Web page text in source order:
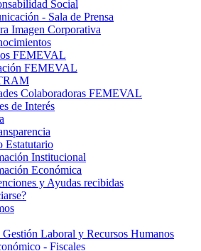
Social
- Sala de Prensa
Imagen Corporativa
FEMEVAL
FEMEVAL
Colaboradoras FEMEVAL
de Interés
Estatutario
Institucional
Económica
y Ayudas recibidas
Gestión Laboral y Recursos Humanos
- Fiscales